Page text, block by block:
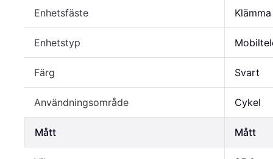
Enhetsfäste Klämma
Enhetstyp
Färg Svart
Användningsområde Cykel
Mått Mått